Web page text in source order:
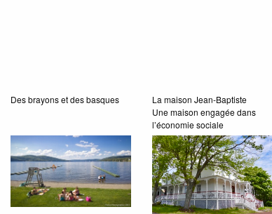
Des brayons et des basques
La maison Jean-Baptiste
Une maison engagée dans
l’économie sociale